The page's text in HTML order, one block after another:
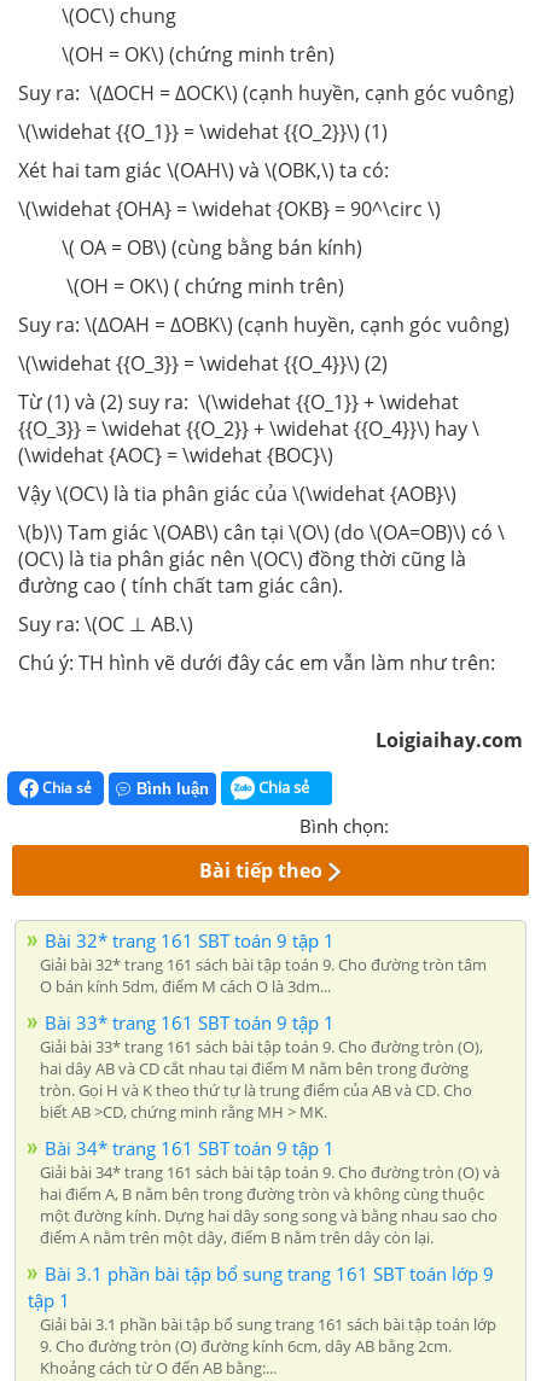
\(OC\) chung
\(OH = OK\) (chứng minh trên)
Suy ra: \(∆OCH = ∆OCK\) (cạnh huyền, cạnh góc vuông)
\(\widehat {{O_1}} = \widehat {{O_2}}\) (1)
Xét hai tam giác \(OAH\) và \(OBK,\) ta có:
\(\widehat {OHA} = \widehat {OKB} = 90^\circ \)
\( OA = OB\) (cùng bằng bán kính)
\(OH = OK\) ( chứng minh trên)
Suy ra: \(∆OAH = ∆OBK\) (cạnh huyền, cạnh góc vuông)
\(\widehat {{O_3}} = \widehat {{O_4}}\) (2)
Từ (1) và (2) suy ra: \(\widehat {{O_1}} + \widehat
{{O_3}} = \widehat {{O_2}} + \widehat {{O_4}}\) hay \
(\widehat {AOC} = \widehat {BOC}\)
Vậy \(OC\) là tia phân giác của \(\widehat {AOB}\)
\(b)\) Tam giác \(OAB\) cân tại \(O\) (do \(OA=OB)\) có \
(OC\) là tia phân giác nên \(OC\) đồng thời cũng là
đường cao ( tính chất tam giác cân).
Suy ra: \(OC ⊥ AB.\)
Chú ý: TH hình vẽ dưới đây các em vẫn làm như trên:
Loigiaihay.com
Chia sẻ Bình luận Chia sẻ
Bình chọn:
Bài tiếp theo
Bài 32* trang 161 SBT toán 9 tập 1
Giải bài 32* trang 161 sách bài tập toán 9. Cho đường tròn tâm
O bán kính 5dm, điểm M cách O là 3dm...
Bài 33* trang 161 SBT toán 9 tập 1
Giải bài 33* trang 161 sách bài tập toán 9. Cho đường tròn (O),
hai dây AB và CD cắt nhau tại điểm M nằm bên trong đường
tròn. Gọi H và K theo thứ tự là trung điểm của AB và CD. Cho
biết AB >CD, chứng minh rằng MH > MK.
Bài 34* trang 161 SBT toán 9 tập 1
Giải bài 34* trang 161 sách bài tập toán 9. Cho đường tròn (O) và
hai điểm A, B nằm bên trong đường tròn và không cùng thuộc
một đường kính. Dựng hai dây song song và bằng nhau sao cho
điểm A nằm trên một dây, điểm B nằm trên dây còn lại.
Bài 3.1 phần bài tập bổ sung trang 161 SBT toán lớp 9
tập 1
Giải bài 3.1 phần bài tập bổ sung trang 161 sách bài tập toán lớp
9. Cho đường tròn (O) đường kính 6cm, dây AB bằng 2cm.
Khoảng cách từ O đến AB bằng:...